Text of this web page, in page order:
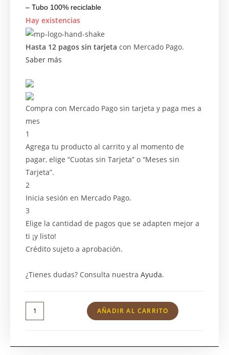
– Tubo 100% reciclable
Hay existencias
Hasta 12 pagos sin tarjeta con Mercado Pago.
Saber más
Compra con Mercado Pago sin tarjeta y paga mes a
mes
1
Agrega tu producto al carrito y al momento de
pagar, elige “Cuotas sin Tarjeta” o “Meses sin
Tarjeta”.
2
Inicia sesión en Mercado Pago.
3
Elige la cantidad de pagos que se adapten mejor a
ti ¡y listo!
Crédito sujeto a aprobación.
¿Tienes dudas? Consulta nuestra Ayuda.
AÑADIR AL CARRITO